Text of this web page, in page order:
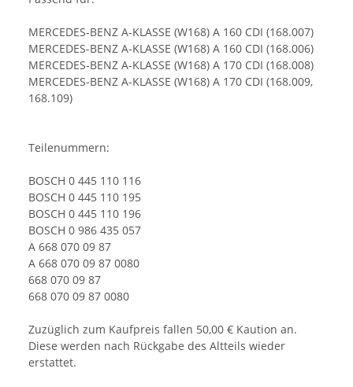
MERCEDES-BENZ A-KLASSE (W168) A 160 CDI (168.007)
MERCEDES-BENZ A-KLASSE (W168) A 160 CDI (168.006)
MERCEDES-BENZ A-KLASSE (W168) A 170 CDI (168.008)
MERCEDES-BENZ A-KLASSE (W168) A 170 CDI (168.009,
168.109)
Teilenummern:
BOSCH 0 445 110 116
BOSCH 0 445 110 195
BOSCH 0 445 110 196
BOSCH 0 986 435 057
A 668 070 09 87
A 668 070 09 87 0080
668 070 09 87
668 070 09 87 0080
Zuzüglich zum Kaufpreis fallen 50,00 € Kaution an.
Diese werden nach Rückgabe des Altteils wieder
erstattet.